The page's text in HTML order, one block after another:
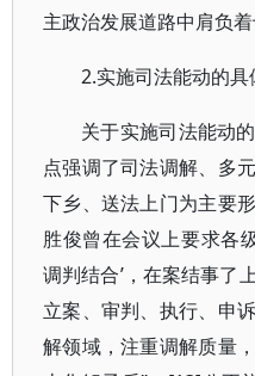
主政治发展道路中肩负
2.实施司法能动的具
关于实施司法能动
点强调了司法调解、多
下乡、送法上门为主要
胜俊曾在会议上要求各
调判结合’，在案结事了
立案、审判、执行、申
解领域，注重调解质量